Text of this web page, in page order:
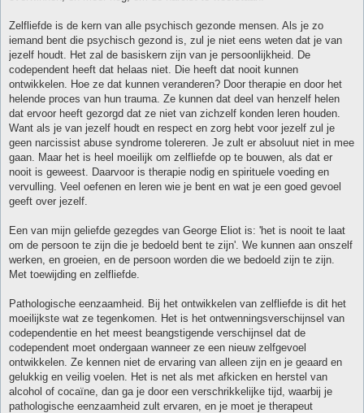
Zelfliefde is de kern van alle psychisch gezonde mensen. Als je zo
iemand bent die psychisch gezond is, zul je niet eens weten dat je van
jezelf houdt. Het zal de basiskern zijn van je persoonlijkheid. De
codependent heeft dat helaas niet. Die heeft dat nooit kunnen
ontwikkelen. Hoe ze dat kunnen veranderen? Door therapie en door het
helende proces van hun trauma. Ze kunnen dat deel van henzelf helen
dat ervoor heeft gezorgd dat ze niet van zichzelf konden leren houden.
Want als je van jezelf houdt en respect en zorg hebt voor jezelf zul je
geen narcissist abuse syndrome tolereren. Je zult er absoluut niet in mee
gaan. Maar het is heel moeilijk om zelfliefde op te bouwen, als dat er
nooit is geweest. Daarvoor is therapie nodig en spirituele voeding en
vervulling. Veel oefenen en leren wie je bent en wat je een goed gevoel
geeft over jezelf.
Een van mijn geliefde gezegdes van George Eliot is: 'het is nooit te laat
om de persoon te zijn die je bedoeld bent te zijn'. We kunnen aan onszelf
werken, en groeien, en de persoon worden die we bedoeld zijn te zijn.
Met toewijding en zelfliefde.
Pathologische eenzaamheid. Bij het ontwikkelen van zelfliefde is dit het
moeilijkste wat ze tegenkomen. Het is het ontwenningsverschijnsel van
codependentie en het meest beangstigende verschijnsel dat de
codependent moet ondergaan wanneer ze een nieuw zelfgevoel
ontwikkelen. Ze kennen niet de ervaring van alleen zijn en je geaard en
gelukkig en veilig voelen. Het is net als met afkicken en herstel van
alcohol of cocaïne, dan ga je door een verschrikkelijke tijd, waarbij je
pathologische eenzaamheid zult ervaren, en je moet je therapeut